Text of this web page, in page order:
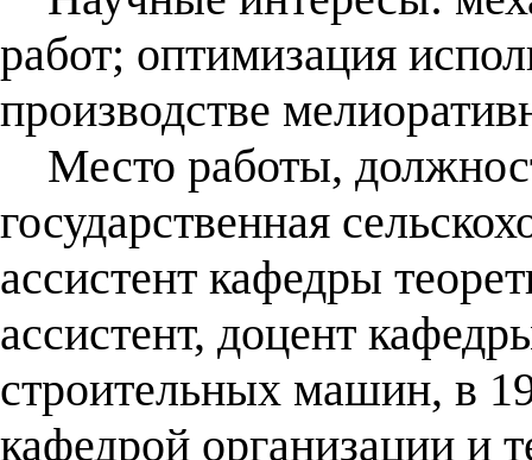
работ; оптимизация
производстве
Место работы,
государственная
ассистент кафедры
ассистент, доцент
строительных машин, в
кафедрой организации и